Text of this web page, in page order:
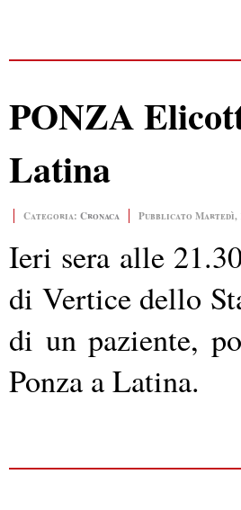
PONZA
Latina
Categoria: Cronaca Pubblicato Martedì,
Ieri sera alle
di Vertice dello
di un paziente,
Ponza a Latina.